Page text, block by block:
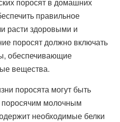
правильное
расти здоровыми и
поросят должно включать
обеспечивающие
вещества.
поросята могут быть
молочным
необходимые белки